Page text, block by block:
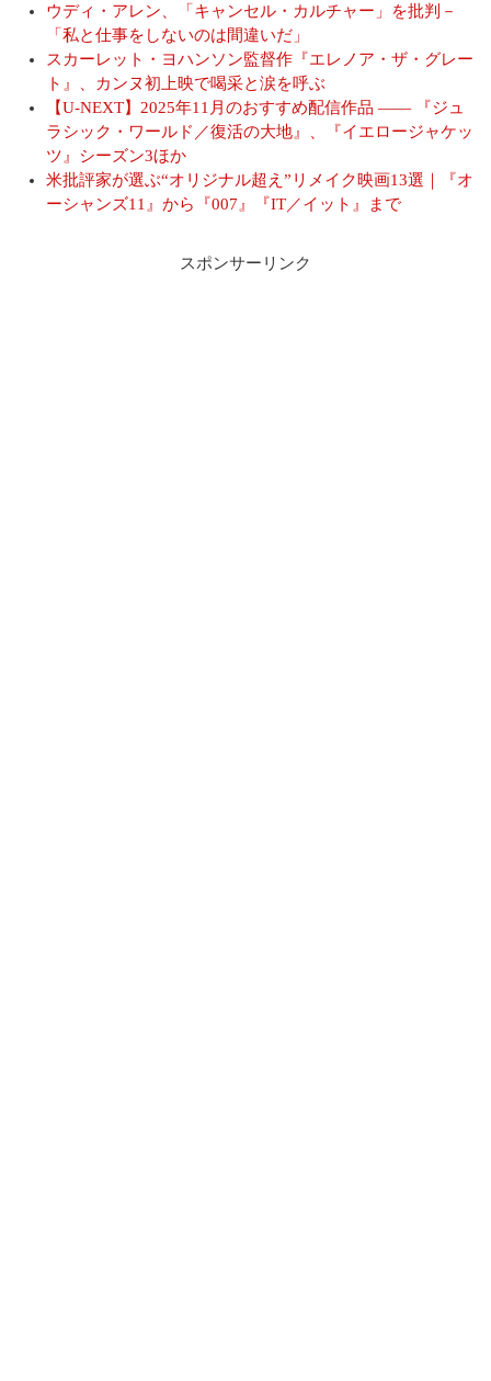
ウディ・アレン、「キャンセル・カルチャー」を批判－
「私と仕事をしないのは間違いだ」
スカーレット・ヨハンソン監督作『エレノア・ザ・グレー
ト』、カンヌ初上映で喝采と涙を呼ぶ
【U-NEXT】2025年11月のおすすめ配信作品 ―― 『ジュ
ラシック・ワールド／復活の大地』、『イエロージャケッ
ツ』シーズン3ほか
米批評家が選ぶ“オリジナル超え”リメイク映画13選｜『オ
ーシャンズ11』から『007』『IT／イット』まで
スポンサーリンク